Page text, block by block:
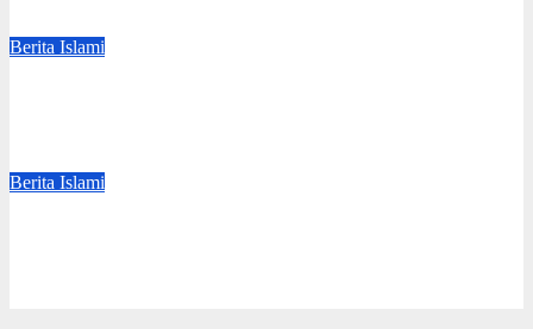
Berita Islami
Berita Islami